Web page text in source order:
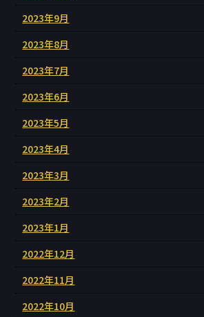
2023年9月
2023年8月
2023年7月
2023年6月
2023年5月
2023年4月
2023年3月
2023年2月
2023年1月
2022年12月
2022年11月
2022年10月